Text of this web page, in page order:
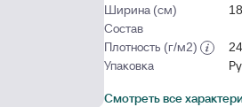
Ширина (см)
Состав
Плотность (г/м2)
Упаковка
Смотреть все